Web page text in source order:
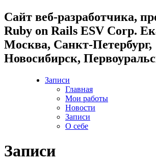
Cайт веб-разработчика,
Ruby on Rails ESV Corp.
Москва, Санкт-Петербург,
Новосибирск,
Записи
Главная
Мои работы
Новости
Записи
О себе
Записи